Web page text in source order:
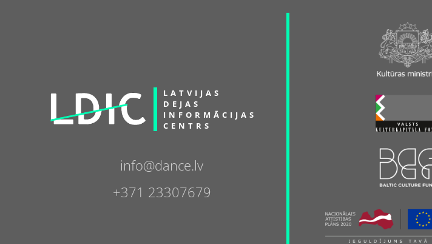
LATVIJAS
DEJAS
INFORMĀCIJAS
CENTRS
info@dance.lv
+371 23307679